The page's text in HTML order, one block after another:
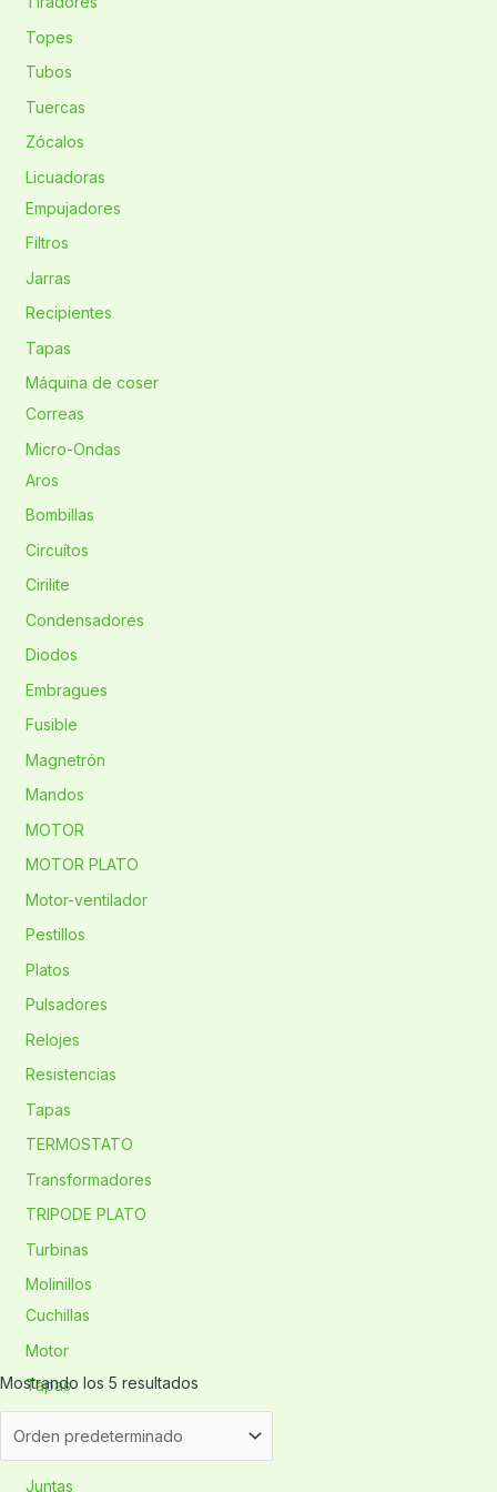
Topes
Tubos
Tuercas
Zócalos
Licuadoras
Empujadores
Filtros
Jarras
Recipientes
Tapas
Máquina de coser
Correas
Micro-Ondas
Aros
Bombillas
Circuítos
Cirilite
Condensadores
Diodos
Embragues
Fusible
Magnetrón
Mandos
MOTOR
MOTOR PLATO
Motor-ventilador
Pestillos
Platos
Pulsadores
Relojes
Resistencias
Tapas
TERMOSTATO
Transformadores
TRIPODE PLATO
Turbinas
Molinillos
Cuchillas
Motor
Tapas
Juntas
Mostrando los 5 resultados